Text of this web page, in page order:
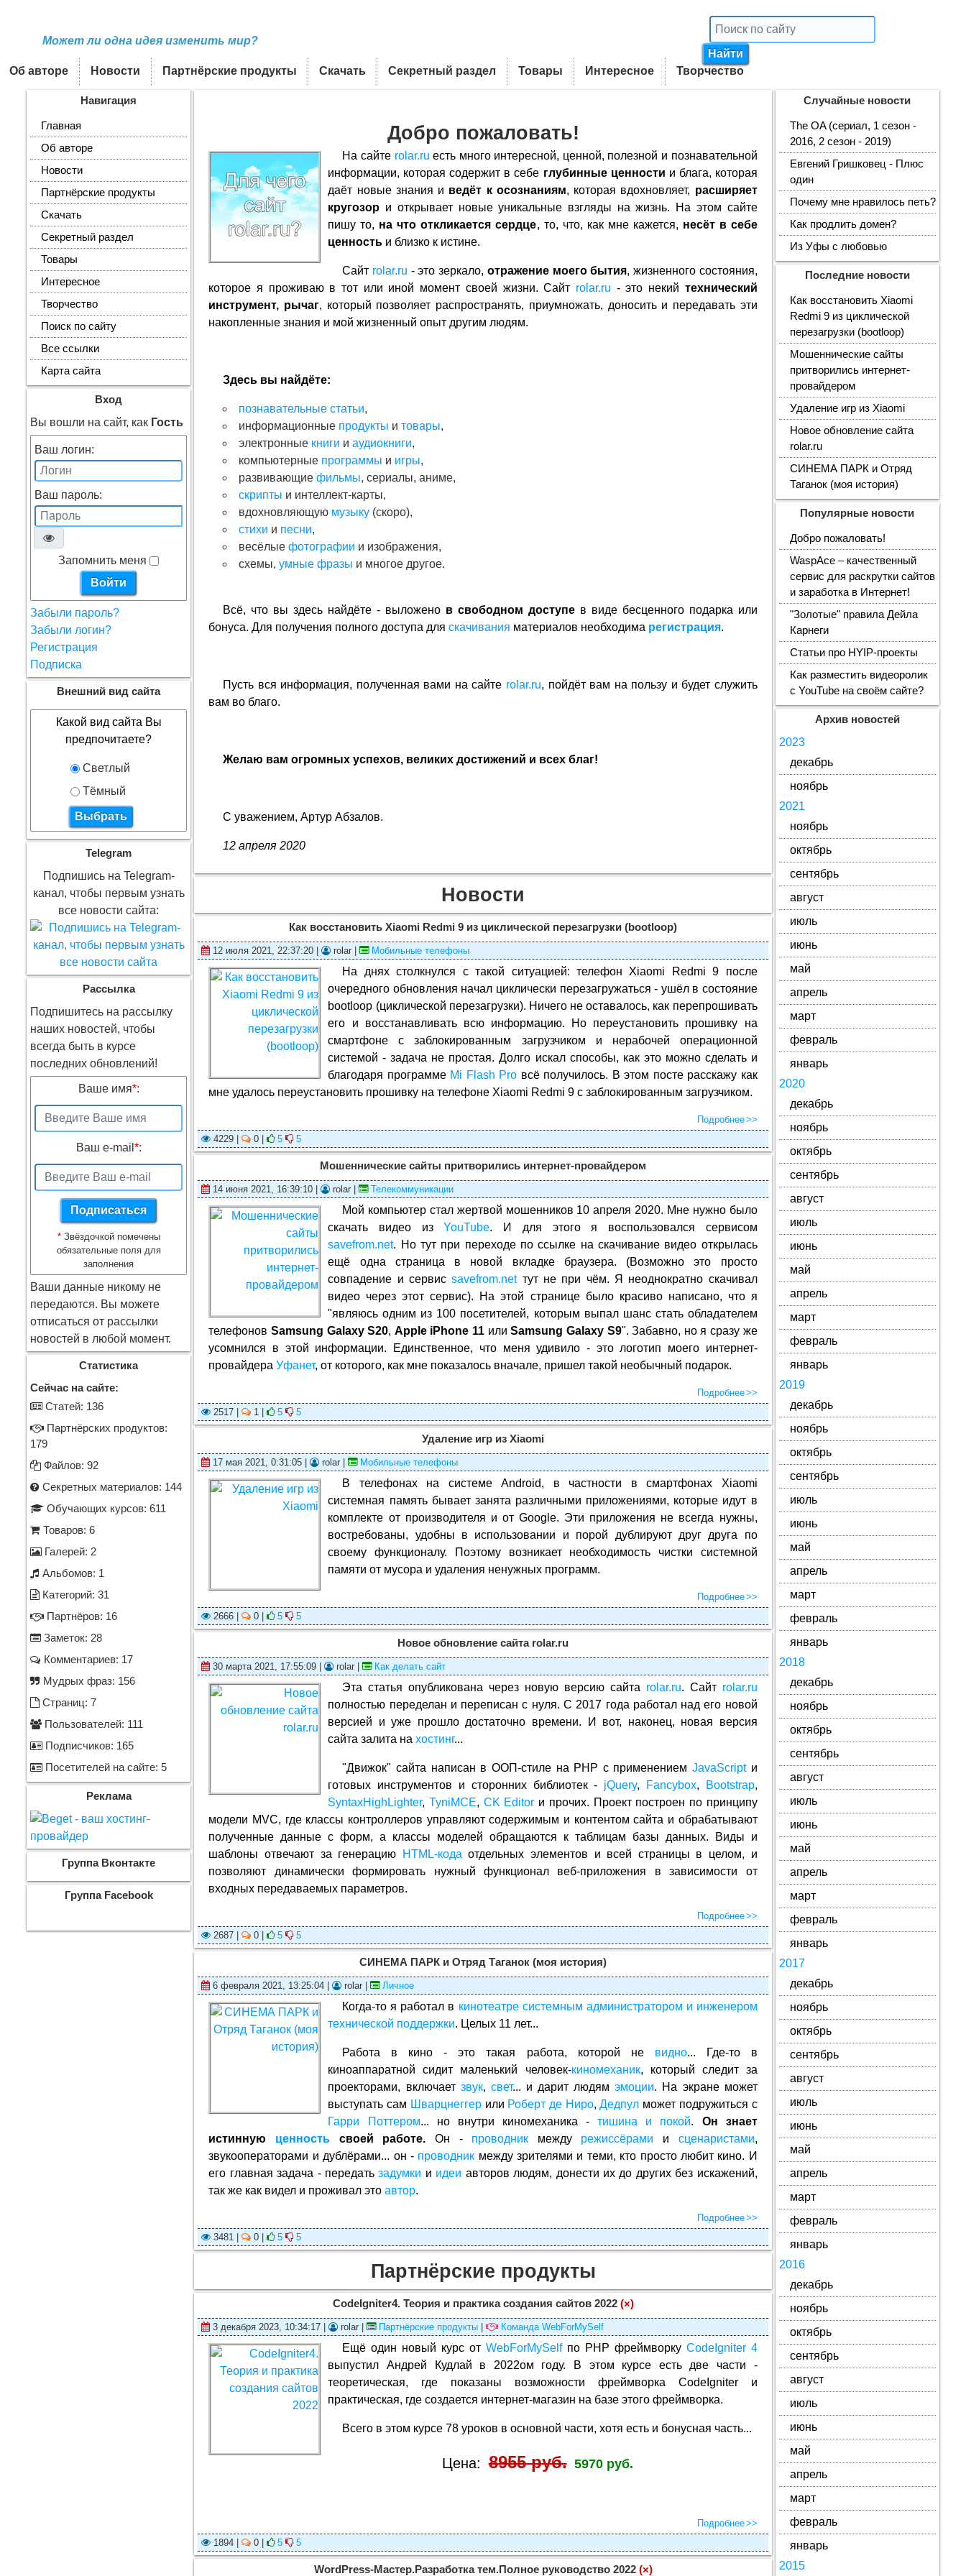
Может ли одна идея изменить мир?
Об авторе Новости Партнёрские продукты Скачать Секретный раздел Товары Интересное Творчество
Добро пожаловать!
На сайте rolar.ru есть много интересной, ценной, полезной и познавательной
информации, которая содержит в себе глубинные ценности и блага, которая
даёт новые знания и ведёт к осознаниям, которая вдохновляет, расширяет
кругозор и открывает новые уникальные взгляды на жизнь. На этом сайте
пишу то, на что откликается сердце, то, что, как мне кажется, несёт в себе
ценность и близко к истине.
Сайт rolar.ru - это зеркало, отражение моего бытия, жизненного состояния,
которое я проживаю в тот или иной момент своей жизни. Сайт rolar.ru - это некий технический
инструмент, рычаг, который позволяет распространять, приумножать, доносить и передавать эти
накопленные знания и мой жизненный опыт другим людям.
Здесь вы найдёте:
познавательные статьи,
информационные продукты итовары,
электронные книги иаудиокниги,
компьютерные программы и игры,
развивающиефильмы, сериалы, аниме,
скрипты и интеллект-карты,
вдохновляющую музыку (скоро),
стихи и песни,
весёлыефотографии и изображения,
схемы,умные фразы и многое другое.
Всё, что вы здесь найдёте - выложено в свободном доступев виде бесценного подарка или
бонуса. Для получения полного доступа дляскачивания материалов необходима регистрация.
Пусть вся информация, полученная вами на сайте rolar.ru, пойдёт вам на пользу и будет служить
вам во благо.
Желаю вам огромных успехов, великих достижений и всех благ!
С уважением, Артур Абзалов.
12 апреля 2020
Новости
Как восстановить Xiaomi Redmi 9 из циклической перезагрузки (bootloop)
12 июля 2021, 22:37:20 | rolar | Мобильные телефоны
На днях столкнулся с такой ситуацией: телефон Xiaomi Redmi 9 после
очередного обновления начал циклически перезагружаться - ушёл в состояние
bootloop (циклической перезагрузки). Ничего не оставалось, как перепрошивать
его и восстанавливать всю информацию. Но переустановить прошивку на
смартфоне с заблокированным загрузчиком и нерабочей операционной
системой - задача не простая. Долго искал способы, как это можно сделать и
благодаря программе Mi Flash Pro всё получилось. В этом посте расскажу как
мне удалось переустановить прошивку на телефоне Xiaomi Redmi 9 с заблокированным загрузчиком.
Подробнее
4229 |
0 | 5 5
Мошеннические сайты притворились интернет-провайдером
14 июня 2021, 16:39:10 | rolar | Телекоммуникации
Мой компьютер стал жертвой мошенников 10 апреля 2020. Мне нужно было
скачать видео изYouTube. И для этого я воспользовался сервисом
savefrom.net. Но тут при переходе по ссылке на скачивание видео открылась
ещё одна страница в новой вкладке браузера. (Возможно это просто
совпадение и сервисsavefrom.netтут не при чём. Я неоднократно скачивал
видео через этот сервис). На этой странице было красиво написано, что я
"являюсь одним из 100 посетителей, которым выпал шанс стать обладателем
телефоновSamsung Galaxy S20, Apple iPhone 11 илиSamsung Galaxy S9". Забавно, но я сразу же
усомнился в этой информации. Единственное, что меня удивило - это логотип моего интернет-
провайдераУфанет, от которого, как мне показалось вначале, пришел такой необычный подарок.
Подробнее
2517 |
1 | 5 5
Удаление игр из Xiaomi
17 мая 2021, 0:31:05 | rolar | Мобильные телефоны
В телефонах на системе Android, в частности в смартфонах Xiaomi
системная память бывает занята различными приложениями, которые идут в
комплекте от производителя и от Google. Эти приложения не всегда нужны,
востребованы, удобны в использовании и порой дублируют друг друга по
своему функционалу. Поэтому возникает необходимость чистки системной
памяти от мусора и удаления ненужных программ.
Подробнее
2666 |
0 | 5 5
Новое обновление сайта rolar.ru
30 марта 2021, 17:55:09 | rolar | Как делать сайт
Эта статья опубликована через новую версию сайта rolar.ru. Сайт rolar.ru
полностью переделан и переписан с нуля. C 2017 года работал над его новой
версией и уже прошло достаточно времени. И вот, наконец, новая версия
сайта залита нахостинг...
"Движок" сайта написан в ООП-стиле на PHP с применением JavaScriptи
готовых инструментов и сторонних библиотек - jQuery, Fancybox, Bootstrap,
SyntaxHighLighter,TyniMCE, CK Editor и прочих. Проект построен по принципу
модели MVC, где классы контроллеров управляют содержимым и контентом сайта и обрабатывают
полученные данные с форм, а классы моделей обращаются к таблицам базы данных. Виды и
шаблоны отвечают за генерацию
HTML-кода отдельных элементов и всей страницы в целом, и
позволяют динамически формировать нужный функционал веб-приложения в зависимости от
входных передаваемых параметров.
Подробнее
2687 |
0 | 5 5
СИНЕМА ПАРК и Отряд Таганок (моя история)
6 февраля 2021, 13:25:04 | rolar | Личное
Когда-то я работал в кинотеатре системным администратором и инженером
технической поддержки. Целых 11 лет...
Работа в кино - это такая работа, которой не видно... Где-то в
киноаппаратной сидит маленький человек-киномеханик, который следит за
проекторами, включает звук, свет... и дарит людямэмоции. На экране может
выступать сам Шварцнеггерили Роберт де Ниро,Дедпул может подружиться с
Гарри Поттером... но внутри киномеханика -тишина и покой. Он знает
истинную ценность своей работе. Он - проводник между режиссёрами и сценаристами,
звукооператорами и дублёрами... он - проводник между зрителями и теми, кто просто любит кино. И
его главная задача - передатьзадумки и идеи авторов людям, донести их до других без искажений,
так же как видел и проживал этоавтор.
Подробнее
3481 |
0 | 5 5
Партнёрские продукты
CodeIgniter4. Теория и практика создания сайтов 2022 (×)
3 декабря 2023, 10:34:17 | rolar | Партнёрские продукты | Команда WebForMySelf
Ещё один новый курс от WebForMySelfпо PHP фреймворку CodeIgniter 4
выпустил Андрей Кудлай в 2022ом году. В этом курсе есть две части -
теоретическая, где показаны возможности фреймворка CodeIgniter и
практическая, где создается интернет-магазин на базе этого фреймворка.
Всего в этом курсе 78 уроков в основной части, хотя есть и бонусная часть...
Цена: 8955 руб. 5970 руб.
Подробнее
1894 |
0 | 5 5
WordPress-Мастер.Разработка тем.Полное руководство 2022 (×)
Навигация
Главная
Об авторе
Новости
Партнёрские продукты
Скачать
Секретный раздел
Товары
Интересное
Творчество
Поиск по сайту
Все ссылки
Карта сайта
Вход
Вы вошли на сайт, как Гость
Ваш логин:
Ваш пароль:
Запомнить меня
Забыли пароль?
Забыли логин?
Регистрация
Подписка
Внешний вид сайта
Какой вид сайта Вы
предпочитаете?
Светлый
Тёмный
Telegram
Подпишись на Telegram-
канал, чтобы первым узнать
все новости сайта:
Рассылка
Подпишитесь на рассылку
наших новостей, чтобы
всегда быть в курсе
последних обновлений!
Ваше имя*:
Ваш e-mail *:
*Звёздочкой помечены
обязательные поля для
заполнения
Ваши данные никому не
передаются. Вы можете
отписаться от рассылки
новостей в любой момент.
Статистика
Сейчас на сайте:
Cтатей: 136
Партнёрских продуктов:
179
Файлов: 92
Секретных материалов: 144
Обучающих курсов: 611
Товаров: 6
Галерей: 2
Альбомов: 1
Категорий: 31
Партнёров: 16
Заметок: 28
Комментариев: 17
Мудрых фраз: 156
Страниц: 7
Пользователей: 111
Подписчиков: 165
Посетителей на сайте: 5
Реклама
Группа Вконтакте
Группа Facebook
Случайные новости
The OA (сериал, 1 сезон -
2016, 2 сезон - 2019)
Евгений Гришковец - Плюс
один
Почему мне нравилось петь?
Как продлить домен?
Из Уфы с любовью
Последние новости
Как восстановить Xiaomi
Redmi 9 из циклической
перезагрузки (bootloop)
Мошеннические сайты
притворились интернет-
провайдером
Удаление игр из Xiaomi
Новое обновление сайта
rolar.ru
СИНЕМА ПАРК и Отряд
Таганок (моя история)
Популярные новости
Добро пожаловать!
WaspAce – качественный
сервис для раскрутки сайтов
и заработка в Интернет!
"Золотые" правила Дейла
Карнеги
Статьи про HYIP-проекты
Как разместить видеоролик
с YouTube на своём сайте?
Архив новостей
2023
декабрь
ноябрь
2021
ноябрь
октябрь
сентябрь
август
июль
июнь
май
апрель
март
февраль
январь
2020
декабрь
ноябрь
октябрь
сентябрь
август
июль
июнь
май
апрель
март
февраль
январь
2019
декабрь
ноябрь
октябрь
сентябрь
июль
июнь
май
апрель
март
февраль
январь
2018
декабрь
ноябрь
октябрь
сентябрь
август
июль
июнь
май
апрель
март
февраль
январь
2017
декабрь
ноябрь
октябрь
сентябрь
август
июль
июнь
май
апрель
март
февраль
январь
2016
декабрь
ноябрь
октябрь
сентябрь
август
июль
июнь
май
апрель
март
февраль
январь
2015